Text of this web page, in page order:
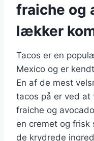
fraiche og
lækker
Tacos er en
Mexico og er
En af de mest
tacos på er ved at
fraiche og
en cremet og frisk
de krydrede